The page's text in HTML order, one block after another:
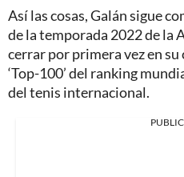
Así las cosas, Galán sigue
de la temporada 2022 de la
cerrar por primera vez en
‘Top-100’ del ranking
del tenis internacional.